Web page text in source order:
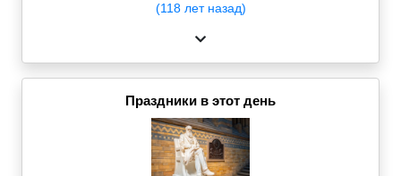
(118 лет назад)
Праздники в этот день